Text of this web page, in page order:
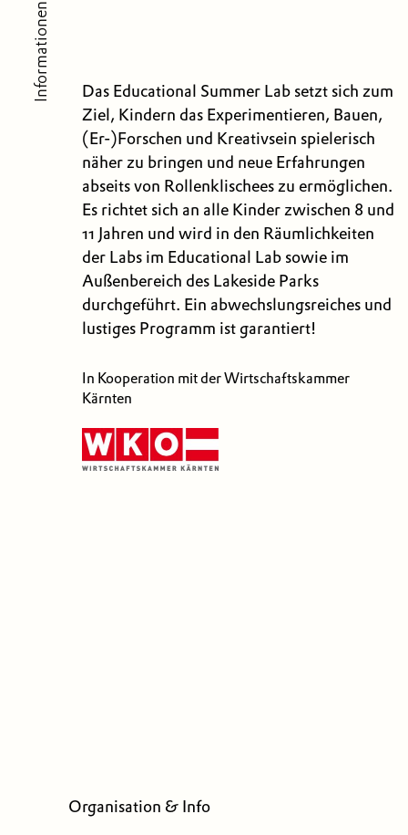
Informationen
Das Educational Summer Lab setzt sich zum
Ziel, Kindern das Experimentieren, Bauen,
(Er-)Forschen und Kreativsein spielerisch
näher zu bringen und neue Erfahrungen
abseits von Rollenklischees zu ermöglichen.
Es richtet sich an alle Kinder zwischen 8 und
11 Jahren und wird in den Räumlichkeiten
der Labs im Educational Lab sowie im
Außenbereich des Lakeside Parks
durchgeführt. Ein abwechslungsreiches und
lustiges Programm ist garantiert!
In Kooperation mit der Wirtschaftskammer
Kärnten
Organisation & Info